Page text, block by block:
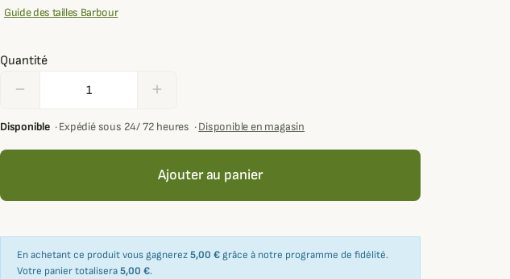
Guide des tailles Barbour
Quantité
remove add
Disponible ·Expédié sous 24/ 72 heures ·Disponible en magasin
Ajouter au panier
En achetant ce produit vous gagnerez5,00 € grâce à notre programme de fidélité.
Votre panier totalisera5,00 €.